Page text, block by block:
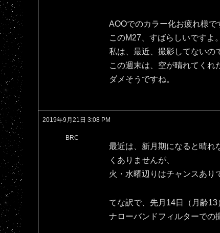
AOOでのカラー化お疲れ様で
このM27、すばらしいですよ。
私は、最近、撮影してないの
この週末は、空が晴れてくれ
ダメそうですね。
2019年9月21日 3:08 PM
BRC
最近は、新月期になると晴れ
くありませんが、
火・水曜辺りはチャンスあり
てな訳で、先月14日（月齢
ナローバンドフィルターでの